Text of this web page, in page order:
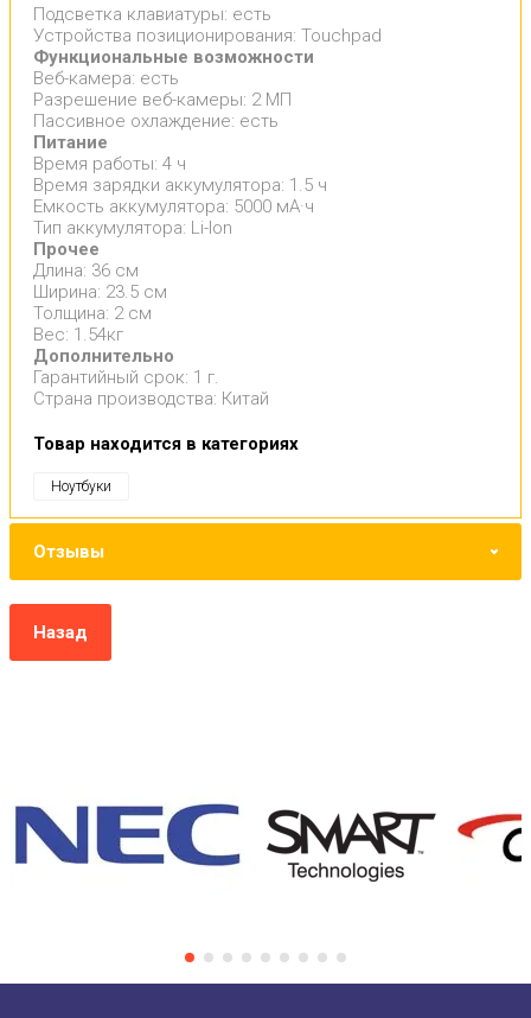
Подсветка клавиатуры: есть
Устройства позиционирования: Touchpad
Функциональные возможности
Веб-камера: есть
Разрешение веб-камеры: 2 МП
Пассивное охлаждение: есть
Питание
Время работы: 4 ч
Время зарядки аккумулятора: 1.5 ч
Емкость аккумулятора: 5000 мА·ч
Тип аккумулятора: Li-Ion
Прочее
Длина: 36 см
Ширина: 23.5 см
Толщина: 2 см
Вес: 1.54кг
Дополнительно
Гарантийный срок: 1 г.
Страна производства: Китай
Товар находится в категориях
Ноутбуки
Отзывы
Назад